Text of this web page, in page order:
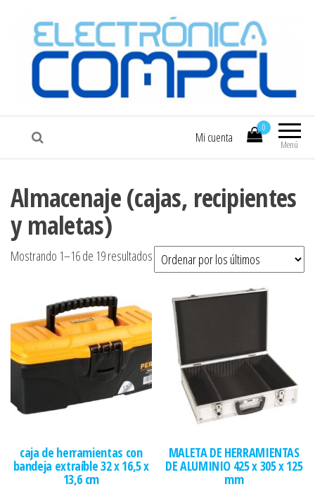
COMPEL Electrónica COMPEL
Menú
0
Mi cuenta
Almacenaje (cajas, recipientes
y maletas)
Mostrando 1–16 de 19 resultados Ordenado por los últimos
caja de herramientas con
bandeja extraíble 32 x 16,5 x
13,6 cm
MALETA DE HERRAMIENTAS
DE ALUMINIO 425 x 305 x 125
mm